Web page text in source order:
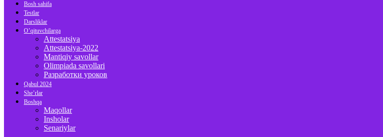
Bosh sahifa
Testlar
Darsliklar
O’qituvchilarga
Attestatsiya
Attestatsiya-2022
Mantiqiy savollar
Olimpiada savollari
Разработки уроков
Qabul 2024
She’rlar
Boshqa
Maqollar
Insholar
Senariylar